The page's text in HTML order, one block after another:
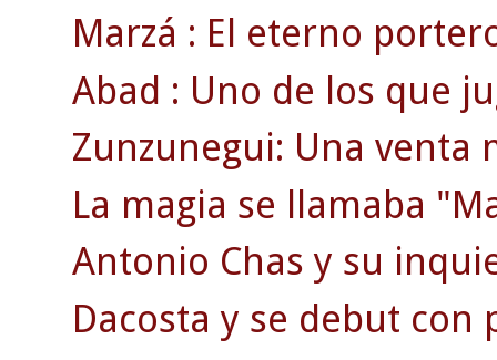
Marzá : El eterno
Abad : Uno de los que
Zunzunegui: Una venta
La magia se llamaba
Antonio Chas y su
Dacosta y se debut con